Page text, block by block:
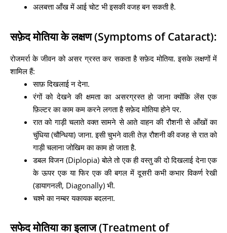
अलबत्ता आँख में आई चोट भी इसकी वजह बन सकती है.
सफ़ेद मोतिया के लक्षण (Symptoms of Cataract):
रोजमर्रा के जीवन को असर ग्रस्त कर सकता है सफ़ेद मोतिया. इसके लक्षणों में
शामिल हैं:
साफ़ दिखलाई न देना.
रंगों को देखने की क्षमता का असरग्रस्त हो जाना क्योंकि लेंस एक
फ़िल्टर का काम कम करने लगता है सफ़ेद मोतिया होने पर.
रात को गाड़ी चलाते वक्त सामने से आते वाहन की रौशनी से आँखों का
चुंधिया (चौन्धिया) जाना. इसी चुभने वाली तेज़ रौशनी की वजह से रात को
गाड़ी चलाना जोखिम का काम हो जाता है.
डबल विजन (Diplopia) बोले तो एक ही वस्तु की दो दिखलाई देना एक
के ऊपर एक या फिर एक की बगल में दूसरी कभी कभार विकर्ण रेखी
(डायागनली, Diagonally) भी.
चश्मे का नम्बर यकायक बदलना.
सफेद मोतिया का इलाज (Treatment of